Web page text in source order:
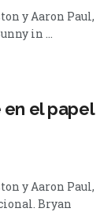
y Aaron Paul,
in ...
en el papel
y Aaron Paul,
Bryan